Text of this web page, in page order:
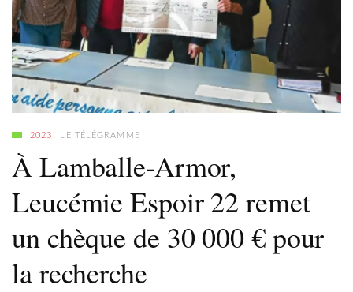
2023 LE TÉLÉGRAMME
À Lamballe-Armor,
Leucémie Espoir 22 remet
un chèque de 30 000 € pour
la recherche